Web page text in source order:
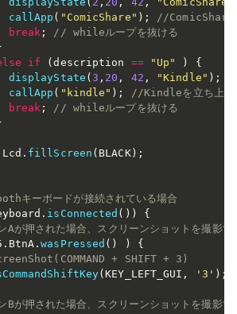
callApp ( "ComicShare" ) ;
//ComicShare
break ;
// whileループを抜ける
if (description == "Up" )
{
displayState (3 , 20 , 42 , "Kindle" ) ;
callApp ( "kindle" ) ;
//Kindleを立ち上げ
break ;
// whileループを抜ける
Lcd . fillScreen ( BLACK) ;
キーボードが接続されている場合
. isConnected ( ) )
{
が押された場合、スクリーンショットを撮影す
. BtnA .wasPressed ( ) )
{
+ SHIFT + 3)
(KEY_LEFT_GUI , '3' ) ;
が押された場合、スクリーンショットを撮影す